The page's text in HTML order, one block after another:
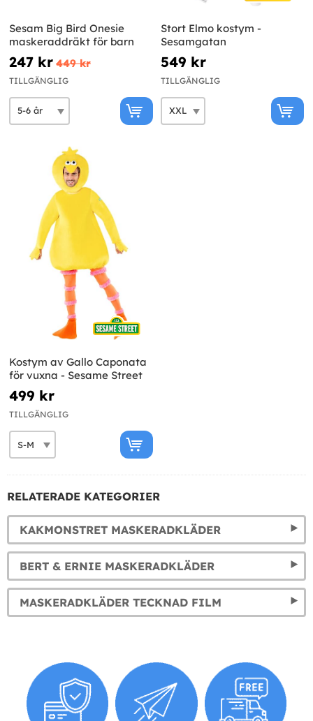
Sesam Big Bird Onesie
maskeraddräkt för barn
247 kr 449 kr
TILLGÄNGLIG
Stort Elmo kostym -
Sesamgatan
549 kr
TILLGÄNGLIG
Kostym av Gallo Caponata
för vuxna - Sesame Street
499 kr
TILLGÄNGLIG
RELATERADE KATEGORIER
KAKMONSTRET MASKERADKLÄDER
BERT & ERNIE MASKERADKLÄDER
MASKERADKLÄDER TECKNAD FILM